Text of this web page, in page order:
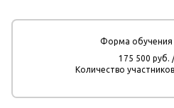
Форма
175 500 руб.
Количество